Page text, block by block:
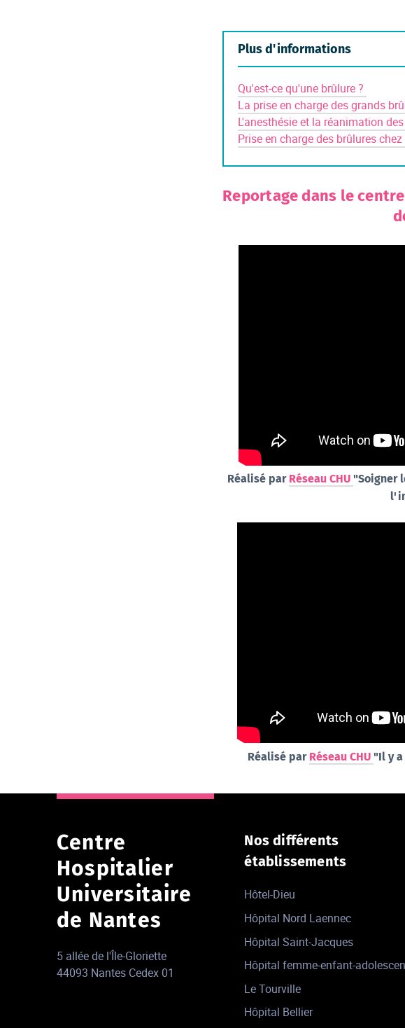
Plus d'informations
Qu'est-ce qu'une brûlure ?
La prise en charge des grands
L'anesthésie et la réanimation
Prise en charge des brûlures
Reportage dans le
Réalisé par Réseau CHU"Soigner
Réalisé par Réseau CHU "Il y
Centre
Hospitalier
Universitaire
de Nantes
5 allée de l'Île-Gloriette
44093 Nantes Cedex 01
Nos différents
établissements
Hôtel-Dieu
Hôpital Nord Laennec
Hôpital Saint-Jacques
Hôpital femme-enfant-
Le Tourville
Hôpital Bellier